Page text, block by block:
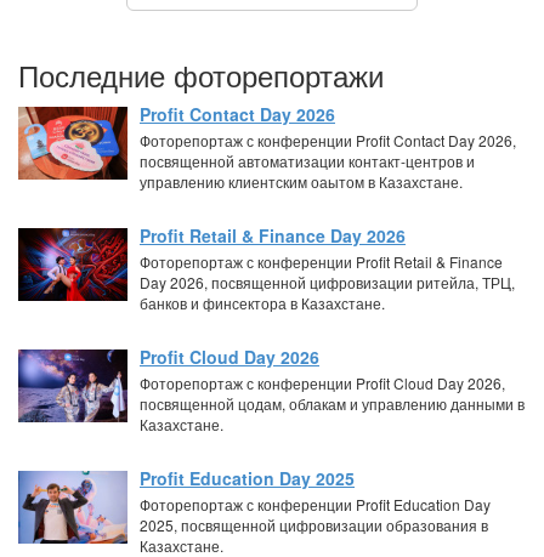
Последние фоторепортажи
Profit Contact Day 2026
Фоторепортаж с конференции Profit Contact Day 2026,
посвященной автоматизации контакт-центров и
управлению клиентским оаытом в Казахстане.
Profit Retail & Finance Day 2026
Фоторепортаж с конференции Profit Retail & Finance
Day 2026, посвященной цифровизации ритейла, ТРЦ,
банков и финсектора в Казахстане.
Profit Cloud Day 2026
Фоторепортаж с конференции Profit Cloud Day 2026,
посвященной цодам, облакам и управлению данными в
Казахстане.
Profit Education Day 2025
Фоторепортаж с конференции Profit Education Day
2025, посвященной цифровизации образования в
Казахстане.